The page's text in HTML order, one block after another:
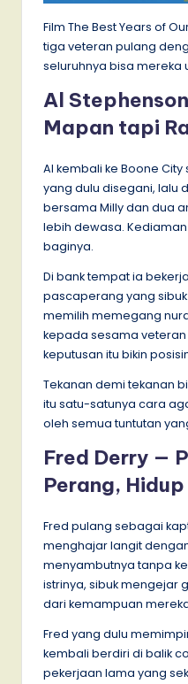
Film The Best Years of
tiga veteran pulang
seluruhnya bisa mereka
Al
Mapan tapi
Al kembali ke Boone
yang dulu disegani, lalu
bersama Milly dan dua
lebih dewasa.
baginya.
Di bank tempat ia
pascaperang yang
memilih memegang
kepada sesama
keputusan itu bikin
Tekanan demi tekanan
itu satu-satunya cara
oleh semua tuntutan
Fred Derry —
Perang,
Fred pulang sebagai
menghajar langit
menyambutnya tanpa
istrinya, sibuk mengejar
dari kemampuan
Fred yang dulu
kembali berdiri di balik
pekerjaan lama yang